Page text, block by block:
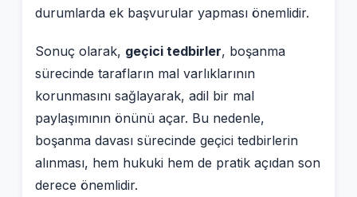
durumlarda ek başvurular yapması önemlidir.
Sonuç olarak, geçici tedbirler, boşanma
sürecinde tarafların mal varlıklarının
korunmasını sağlayarak, adil bir mal
paylaşımının önünü açar. Bu nedenle,
boşanma davası sürecinde geçici tedbirlerin
alınması, hem hukuki hem de pratik açıdan son
derece önemlidir.